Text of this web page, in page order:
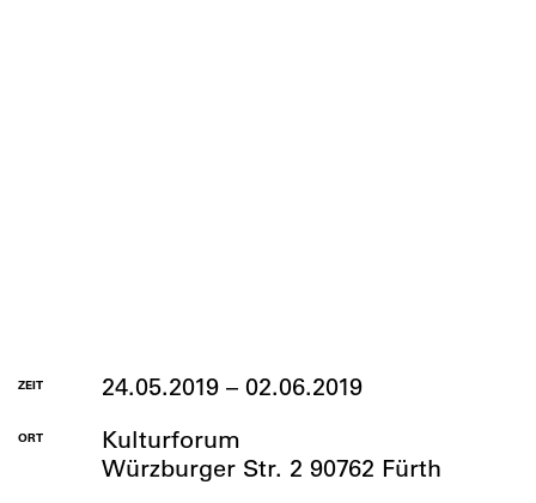
ZEIT 24.05.2019 – 02.06.2019
ORT
Kulturforum
Würzburger Str. 2 90762 Fürth